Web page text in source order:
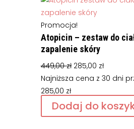
Promocja!
Atopicin – zestaw do
zapalenie skóry
449,00zł Pierwotna
cena
449,00 zł.
285,00 złAktualna
cena
285,00
Najniższa cena z 30 dni
285,00 zł
Dodaj do